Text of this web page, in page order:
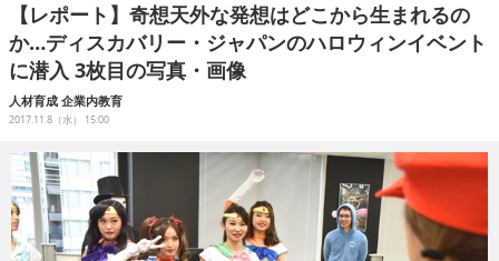
企業動向
人材育成
産業政策
連載
イベント/セミナー
eスポーツ
【レポート】奇想天外な発想はどこから生まれるの
か…ディスカバリー・ジャパンのハロウィンイベント
に潜入 3枚目の写真・画像
人材育成 企業内教育
2017.11.8（水） 15:00